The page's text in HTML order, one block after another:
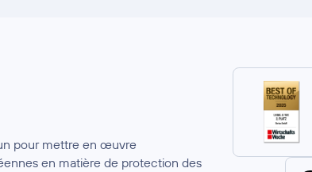
pour mettre en œuvre
en matière de protection des